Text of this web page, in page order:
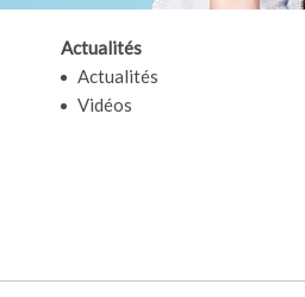
Actualités
Actualités
Vidéos